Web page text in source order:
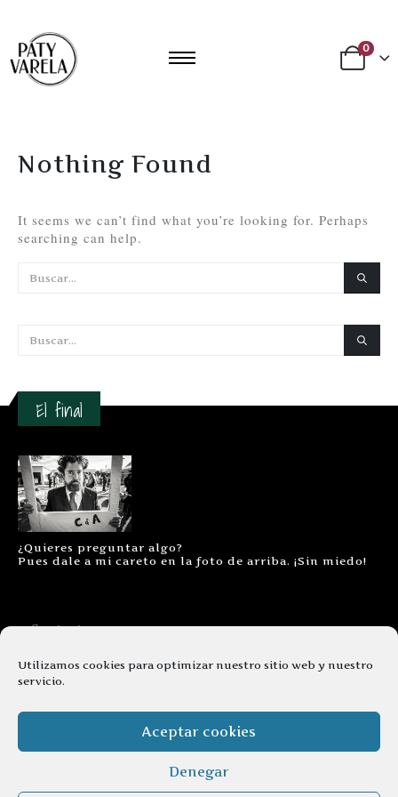
Utilizamos cookies para optimizar nuestro sitio web y nuestro
servicio.
Aceptar cookies
Denegar
0
Nothing Found
It seems we can’t find what you’re looking for. Perhaps
searching can help.
El final
¿Quieres preguntar algo?
Pues dale a mi careto en la foto de arriba. ¡Sin miedo!
Contacto
Aviso legal